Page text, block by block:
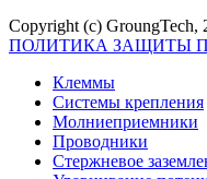
Copyright (c) GroungTech,
ПОЛИТИКА ЗАЩИТЫ
Клеммы
Системы крепления
Молниеприемники
Проводники
Стержневое